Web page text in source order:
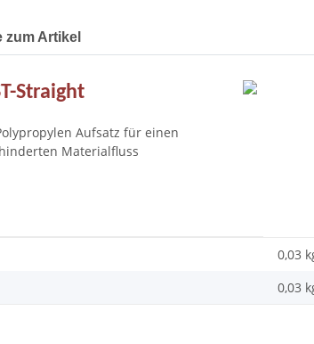
zum Artikel
Straight
Aufsatz für einen
Materialfluss
0,03
0,03